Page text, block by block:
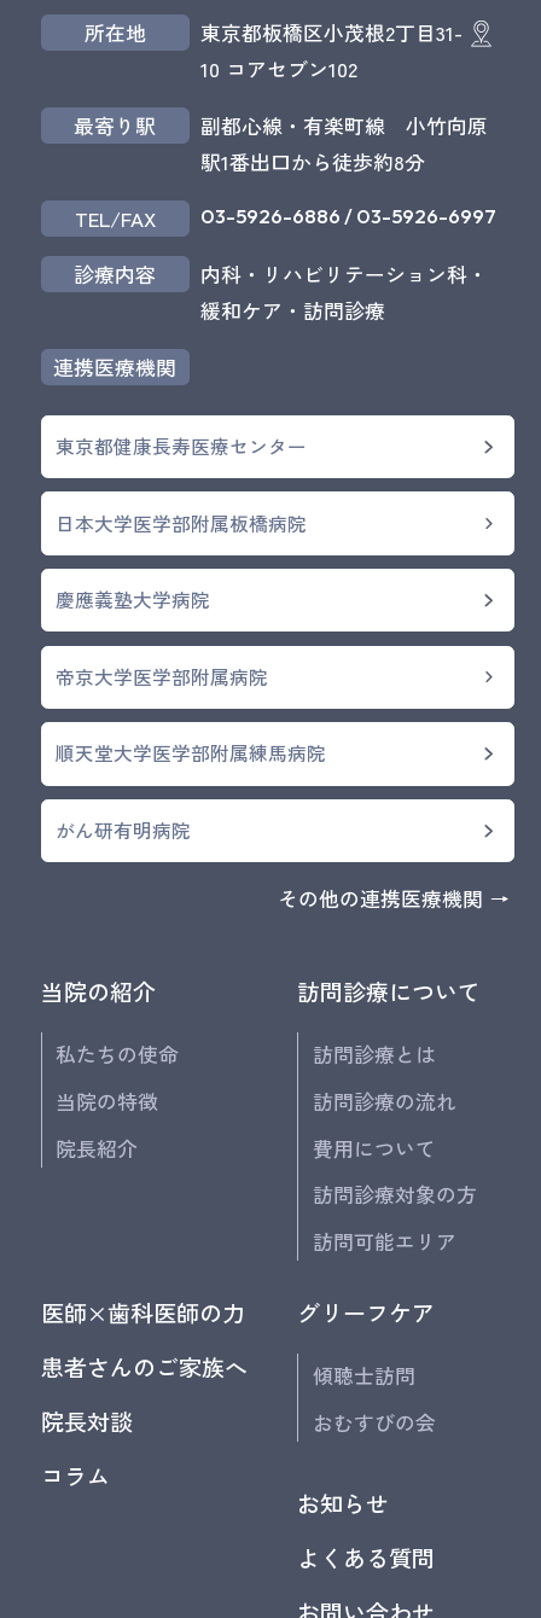
所在地
東京都板橋区小茂根2丁目31-
10 コアセブン102
最寄り駅
副都心線・有楽町線 小竹向原
駅1番出口から徒歩約8分
TEL/FAX
03-5926-6886/03-5926-6997
診療内容
内科・リハビリテーション科・
緩和ケア・訪問診療
連携医療機関
東京都健康長寿医療センター
日本大学医学部附属板橋病院
慶應義塾大学病院
帝京大学医学部附属病院
順天堂大学医学部附属練馬病院
がん研有明病院
その他の連携医療機関 →
当院の紹介
私たちの使命
当院の特徴
院長紹介
訪問診療について
訪問診療とは
訪問診療の流れ
費用について
訪問診療対象の方
訪問可能エリア
医師×歯科医師の力
患者さんのご家族へ
院長対談
コラム
グリーフケア
傾聴士訪問
おむすびの会
お知らせ
よくある質問
お問い合わせ